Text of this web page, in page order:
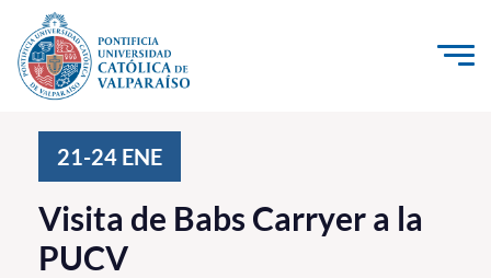
Click acá para ir directamente al contenido
Investigación, Creación e Innovación
PUCV Internacional
Vinculación con el Medio
21-24 ENE
Visita de Babs Carryer a la
PUCV